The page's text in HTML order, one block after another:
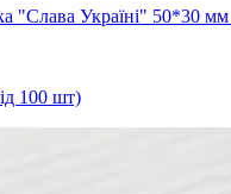
"Слава Україні" 50*30 мм
100 шт)